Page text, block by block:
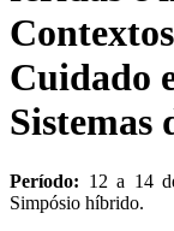
Cuidado
Sistemas
Período: 12 a 14
Simpósio híbrido.